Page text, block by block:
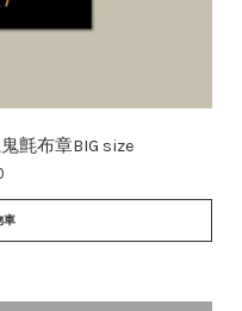
鬼氈布章BIG size
車